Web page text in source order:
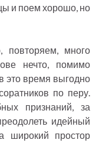
и поем хорошо, но
повторяем, много
нечто, помимо
это время выгодно
по перу.
признаний, за
идейный
широкий простор